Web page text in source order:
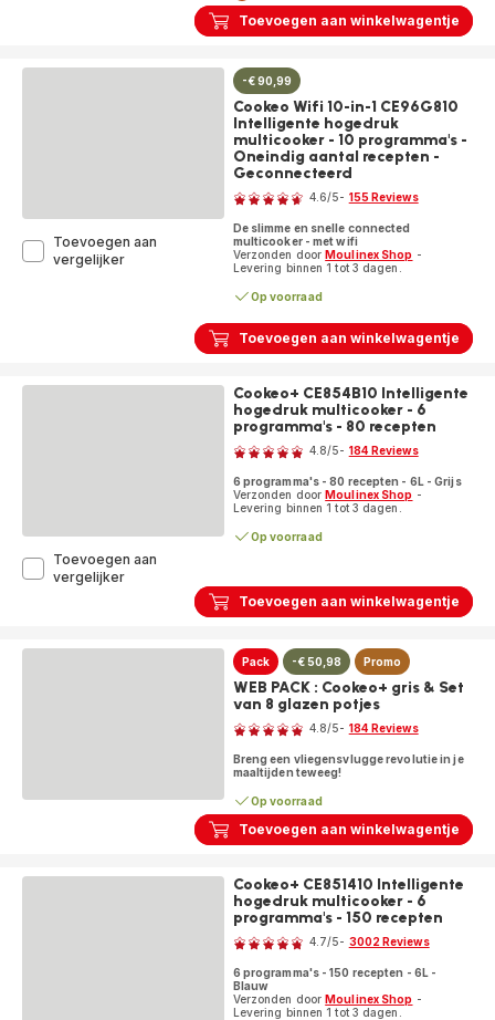
Toevoegen aan winkelwagentje
Toevoegen aan winkelwagentje
-€ 90,99
Cookeo Wifi 10-in-1 CE96G810
Intelligente hogedruk
multicooker - 10 programma's -
Oneindig aantal recepten -
Geconnecteerd
Beoordeling
4.6/5- 155 Reviews
De slimme en snelle connected
multicooker - met wifi
Verzonden doorMoulinex Shop -
Levering binnen 1 tot 3 dagen.
Op voorraad
Toevoegen aan
vergelijkerCookeo
hogedruk
-
Geconnecteerd
Toevoegen aan winkelwagentje
Cookeo+ CE854B10 Intelligente
hogedruk multicooker - 6
programma's - 80 recepten
Beoordeling
4.8/5- 184 Reviews
6 programma's - 80 recepten - 6L - Grijs
Verzonden doorMoulinex Shop -
Levering binnen 1 tot 3 dagen.
Op voorraad
Toevoegen aan
vergelijkerCookeo+
Intelligente
multicooker
Toevoegen aan winkelwagentje
Pack -€ 50,98 Promo
WEB PACK : Cookeo+ gris & Set
van 8 glazen potjes
Beoordeling
4.8/5- 184 Reviews
Breng een vliegensvlugge revolutie in je
maaltijden teweeg!
Op voorraad
Cookeo+ CE851410 Intelligente
hogedruk multicooker - 6
programma's - 150 recepten
Beoordeling
4.7/5- 3002 Reviews
6 programma's - 150 recepten - 6L -
Blauw
Verzonden doorMoulinex Shop -
Levering binnen 1 tot 3 dagen.